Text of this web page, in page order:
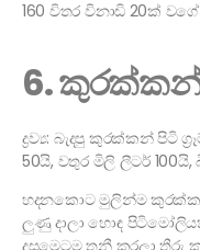
160 විතර විනාඩි 20ක්
6. කුරක්කන්
ද්‍රව්‍ය: බැදපු කුරක්කන් පිටි
50යි, වතුර මිලි ලීටර්
හදනකොට මුලින්ම
ලුණු දාලා හොඳ